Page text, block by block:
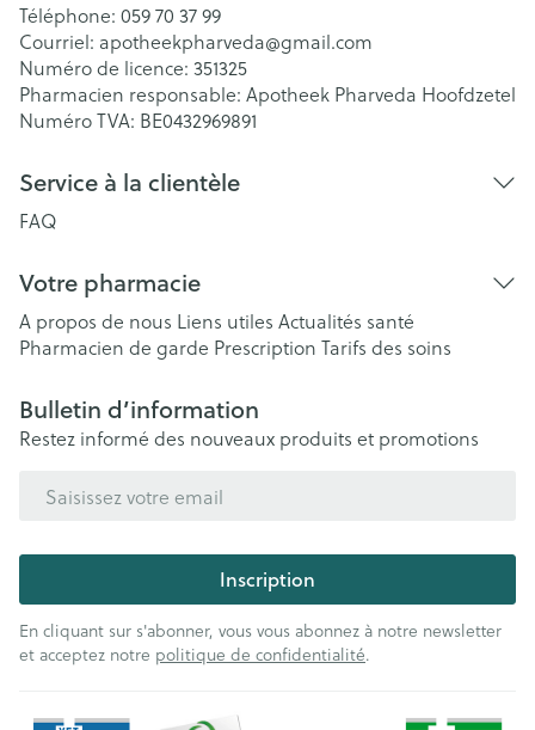
Téléphone: 059 70 37 99
Courriel: apotheekpharveda@gmail.com
Numéro de licence: 351325
Pharmacien responsable: Apotheek Pharveda Hoofdzetel
Numéro TVA: BE0432969891
Service à la clientèle
FAQ
Votre pharmacie
A propos de nous Liens utiles Actualités santé
Pharmacien de garde Prescription Tarifs des soins
Bulletin d’information
Restez informé des nouveaux produits et promotions
Inscription
En cliquant sur s'abonner, vous vous abonnez à notre newsletter
et acceptez notre politique de confidentialité.